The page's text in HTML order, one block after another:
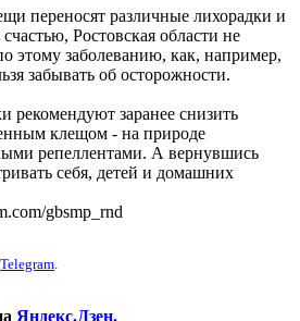
переносят различные лихорадки и
Ростовская области не
этому заболеванию, как, например,
забывать об осторожности.
рекомендуют заранее снизить
клещом - на природе
репеллентами. А вернувшись
себя, детей и домашних
gbsmp_rnd
Telegram.
Яндекс.Дзен.